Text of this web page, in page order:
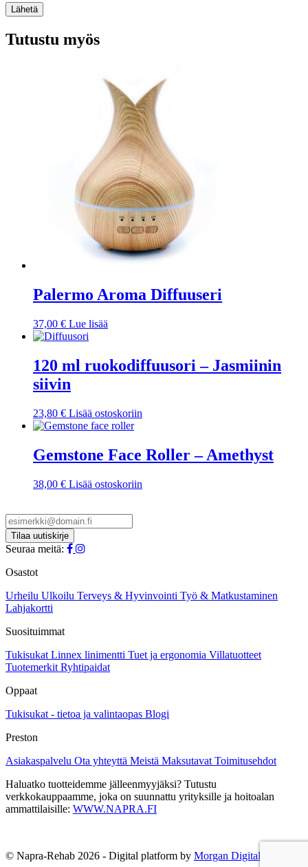
Lähetä
Tutustu myös
Palermo Aroma Diffuuseri
37,00 € Lue lisää
120 ml ruokodiffuusori – Jasmiinin
siivin
23,80 € Lisää ostoskoriin
Gemstone Face Roller – Amethyst
38,00 € Lisää ostoskoriin
Seuraa meitä:
Osastot
Urheilu Ulkoilu Terveys & Hyvinvointi Työ & Matkustaminen
Lahjakortti
Suosituimmat
Tukisukat Linnex linimentti Tuet ja ergonomia Villatuotteet
Tuotemerkit Ryhtipaidat
Oppaat
Tukisukat - tietoa ja valintaopas Blogi
Preston
Asiakaspalvelu Ota yhteyttä Meistä Maksutavat Toimitusehdot
Haluatko tuotteidemme jälleenmyyjäksi? Tutustu
verkkokauppaamme, joka on suunnattu yrityksille ja hoitoalan
ammattilaisille: WWW.NAPRA.FI
© Napra-Rehab 2026 - Digital platform by Morgan Digital Oy